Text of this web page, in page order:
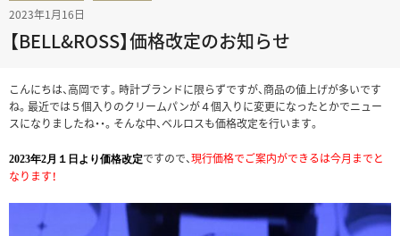
2023年1月16日
【BELL&ROSS】価格改定のお知らせ
こんにちは、高岡です。時計ブランドに限らずですが、商品の値上げが多いです
ね。最近では５個入りのクリームパンが４個入りに変更になったとかでニュー
スになりましたね・・。そんな中、ベルロスも価格改定を行います。
2023年2月１日より価格改定ですので、現行価格でご案内ができるは今月までと
なります！